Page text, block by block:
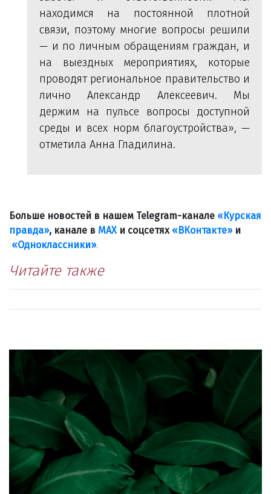
находимся на постоянной плотной
связи, поэтому многие вопросы решили
— и по личным обращениям граждан, и
на выездных мероприятиях, которые
проводят региональное правительство и
лично Александр Алексеевич. Мы
держим на пульсе вопросы доступной
среды и всех норм благоустройства», —
отметила Анна Гладилина.
Больше новостей в нашем Telegram-канале «Курская
правда», канале в МАХ и соцсетях «ВКонтакте»и
«Одноклассники».
Читайте также